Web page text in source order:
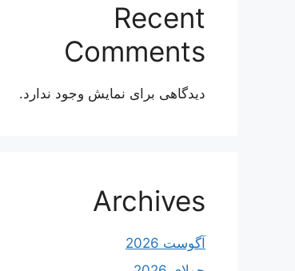
Recent
Comments
دیدگاهی برای نمایش وجود ندارد.
Archives
آگوست 2026